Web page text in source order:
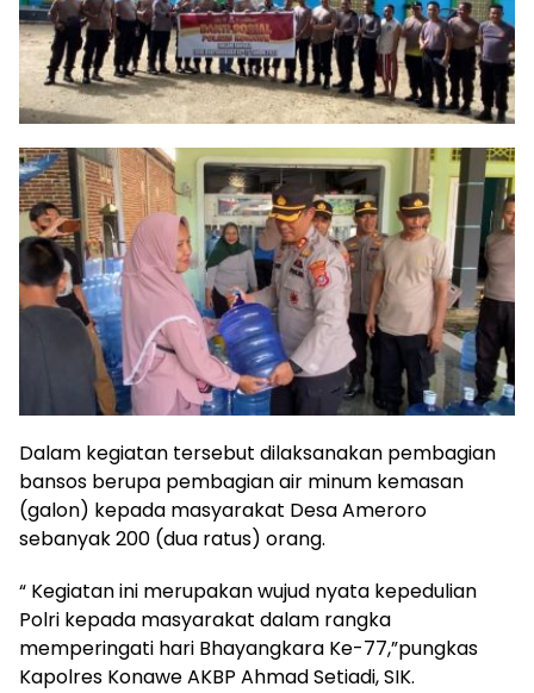
Dalam kegiatan tersebut dilaksanakan pembagian
bansos berupa pembagian air minum kemasan
(galon) kepada masyarakat Desa Ameroro
sebanyak 200 (dua ratus) orang.
“ Kegiatan ini merupakan wujud nyata kepedulian
Polri kepada masyarakat dalam rangka
memperingati hari Bhayangkara Ke-77,”pungkas
Kapolres Konawe AKBP Ahmad Setiadi, SIK.